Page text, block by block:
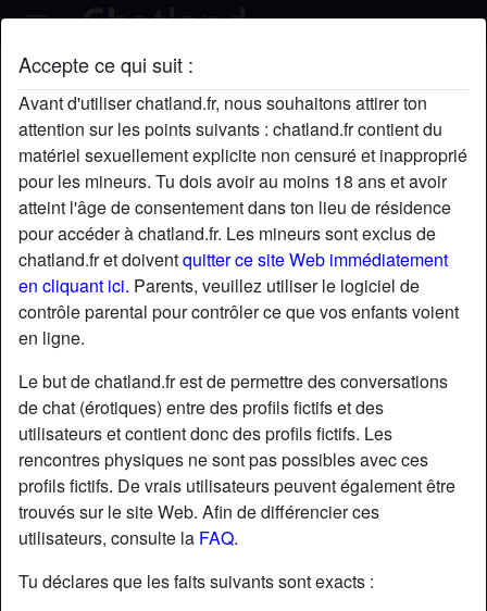
Accepte ce qui suit :
Avant d'utiliser chatland.fr, nous souhaitons attirer ton
attention sur les points suivants : chatland.fr contient du
matériel sexuellement explicite non censuré et inapproprié
pour les mineurs. Tu dois avoir au moins 18 ans et avoir
atteint l'âge de consentement dans ton lieu de résidence
pour accéder à chatland.fr. Les mineurs sont exclus de
chatland.fr et doiventquitter ce site Web immédiatement
en cliquant ici. Parents, veuillez utiliser le logiciel de
contrôle parental pour contrôler ce que vos enfants voient
en ligne.
Le but de chatland.fr est de permettre des conversations
de chat (érotiques) entre des profils fictifs et des
utilisateurs et contient donc des profils fictifs. Les
rencontres physiques ne sont pas possibles avec ces
profils fictifs. De vrais utilisateurs peuvent également être
trouvés sur le site Web. Afin de différencier ces
utilisateurs, consulte la FAQ.
Tu déclares que les faits suivants sont exacts :
LéoneEnchanting's profil
starAjouter chatDiscuter !